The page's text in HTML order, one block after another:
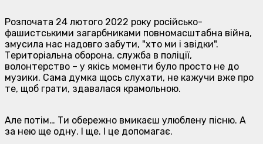
Розпочата 24 лютого 2022 року російсько-
фашистськими загарбниками повномасштабна війна,
змусила нас надовго забути, "хто ми і звідки".
Територіальна оборона, служба в поліції,
волонтерство – у якісь моменти було просто не до
музики. Сама думка щось слухати, не кажучи вже про
те, щоб грати, здавалася крамольною.
Але потім… Ти обережно вмикаєш улюблену пісню. А
за нею ще одну. І ще. І це допомагає.